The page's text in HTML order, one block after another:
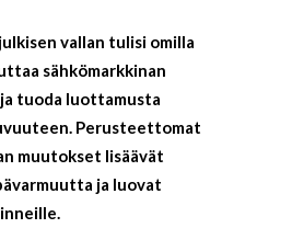
vallan tulisi omilla
sähkömarkkinan
tuoda luottamusta
Perusteettomat
muutokset lisäävät
ja luovat